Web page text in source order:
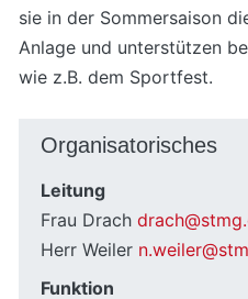
sie in der Sommersaison
Anlage und unterstützen
wie z.B. dem Sportfest.
Organisatorisches
Leitung
Frau Drach
Herr Weiler
Funktion